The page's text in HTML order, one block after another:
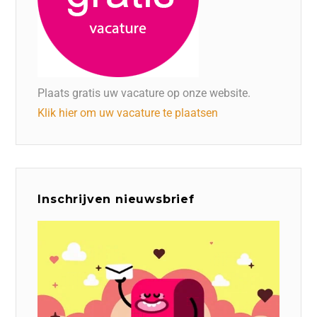
Plaats gratis uw vacature op onze website.
Klik hier om uw vacature te plaatsen
Inschrijven nieuwsbrief